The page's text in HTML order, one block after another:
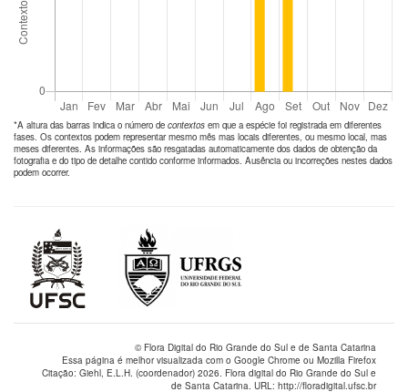
*A altura das barras indica o número de contextos em que a espécie foi registrada em diferentes
fases. Os contextos podem representar mesmo mês mas locais diferentes, ou mesmo local, mas
meses diferentes. As informações são resgatadas automaticamente dos dados de obtenção da
fotografia e do tipo de detalhe contido conforme informados. Ausência ou incorreções nestes dados
podem ocorrer.
© Flora Digital do Rio Grande do Sul e de Santa Catarina
Essa página é melhor visualizada com o Google Chrome ou Mozilla Firefox
Citação: Giehl, E.L.H. (coordenador) 2026. Flora digital do Rio Grande do Sul e
de Santa Catarina. URL: http://floradigital.ufsc.br